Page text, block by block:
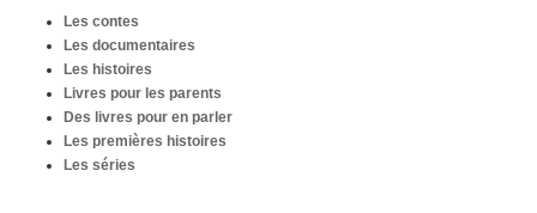
Les contes
Les documentaires
Les histoires
Livres pour les parents
Des livres pour en parler
Les premières histoires
Les séries